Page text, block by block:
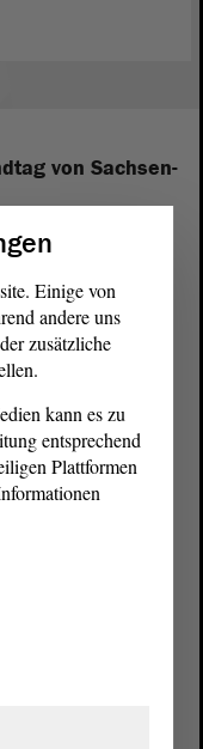
von Sachsen-
Einige von
andere uns
zusätzliche
kann es zu
entsprechend
Plattformen